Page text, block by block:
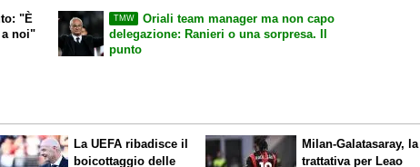
"È
a noi"
TMW
Oriali team manager ma non capo
delegazione: Ranieri o una sorpresa. Il
punto
La UEFA ribadisce il
boicottaggio delle
Milan-Galatasaray, la
trattativa per Leao